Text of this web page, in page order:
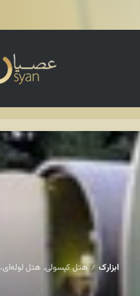
ابزارک / هتل کپسولی، هتل